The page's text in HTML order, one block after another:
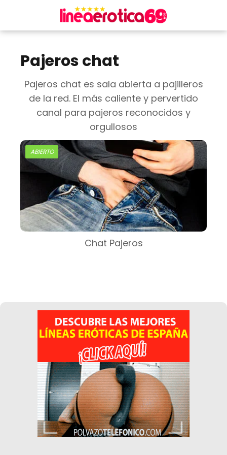
Pajeros chat
Pajeros chat es sala abierta a pajilleros
de la red. El más caliente y pervertido
canal para pajeros reconocidos y
orgullosos
ABIERTO
Chat Pajeros